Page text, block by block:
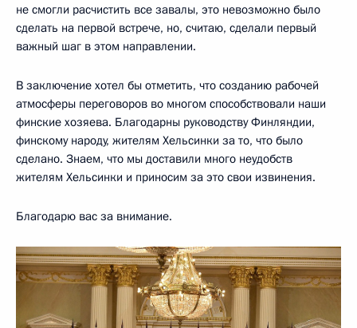
не смогли расчистить все завалы, это невозможно было
сделать на первой встрече, но, считаю, сделали первый
важный шаг в этом направлении.
В заключение хотел бы отметить, что созданию рабочей
атмосферы переговоров во многом способствовали наши
финские хозяева. Благодарны руководству Финляндии,
финскому народу, жителям Хельсинки за то, что было
сделано. Знаем, что мы доставили много неудобств
жителям Хельсинки и приносим за это свои извинения.
Благодарю вас за внимание.